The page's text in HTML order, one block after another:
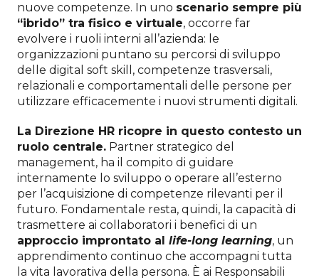
nuove competenze. In uno scenario sempre più
“ibrido” tra fisico e virtuale, occorre far
evolvere i ruoli interni all’azienda: le
organizzazioni puntano su percorsi di sviluppo
delle digital soft skill, competenze trasversali,
relazionali e comportamentali delle persone per
utilizzare efficacemente i nuovi strumenti digitali.
La Direzione HR ricopre in questo contesto un
ruolo centrale. Partner strategico del
management, ha il compito di guidare
internamente lo sviluppo o operare all’esterno
per l’acquisizione di competenze rilevanti per il
futuro. Fondamentale resta, quindi, la capacità di
trasmettere ai collaboratori i benefici di un
approccio improntato al life-long learning, un
apprendimento continuo che accompagni tutta
la vita lavorativa della persona. È ai Responsabili